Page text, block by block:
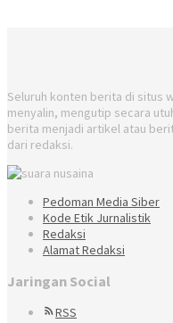
Seluruh konten berita di situs
menyalin, mengutip secara
berita menjadi artikel atau
dari redaksi.
Pedoman Media Siber
Kode Etik Jurnalistik
Redaksi
Alamat Redaksi
Jaringan Social
RSS